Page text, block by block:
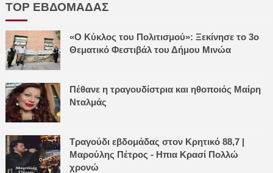
TOP ΕΒΔΟΜΑΔΑΣ
«Ο Κύκλος του Πολιτισμού»: Ξεκίνησε το 3ο
Θεματικό Φεστιβάλ του Δήμου Μινώα
Πέθανε η τραγουδίστρια και ηθοποιός Μαίρη
Νταλμάς
Τραγούδι εβδομάδας στον Κρητικό 88,7 |
Μαρούλης Πέτρος - Ηπια Κρασί Πολλώ
χρονώ